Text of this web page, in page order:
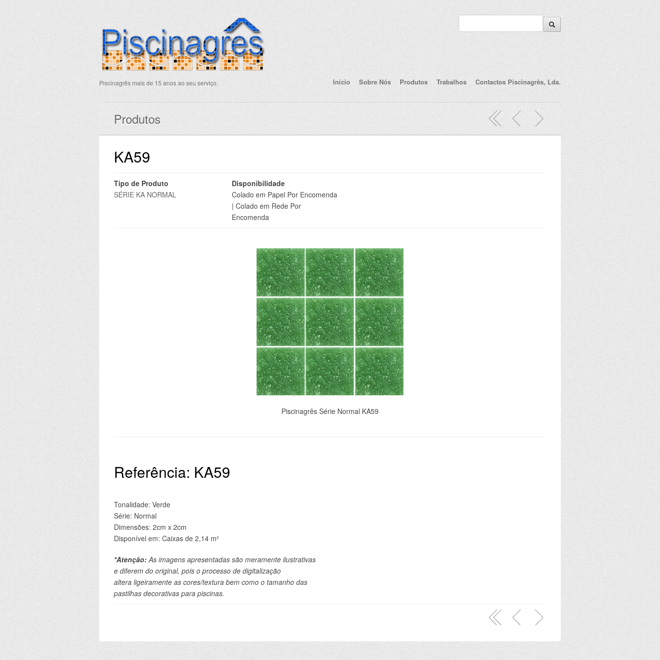
Piscinagrês mais de 15 anos ao seu serviço. Início Sobre Nós Produtos Trabalhos Contactos Piscinagrês, Lda.
Produtos
KA59
Tipo de Produto
SÉRIE KA NORMAL
Disponibilidade
Colado em Papel Por Encomenda
| Colado em Rede Por
Encomenda
Piscinagrês Série Normal KA59
Referência: KA59
Tonalidade: Verde
Série: Normal
Dimensões: 2cm x 2cm
Disponível em: Caixas de 2,14 m²
*Atenção: As imagens apresentadas são meramente ilustrativas
e diferem do original, pois o processo de digitalização
altera ligeiramente as cores/textura bem como o tamanho das
pastilhas decorativas para piscinas.